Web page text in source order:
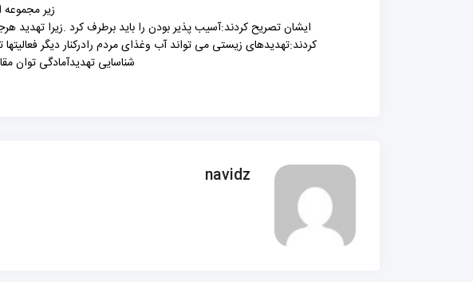
زیر
ایشان تصریح کردند:آسیب پذیر بودن را باید برطرف کرد .زیرا تهدید
کردند:تهدیدهای زیستی می تواند آب وغذای مردم رادرکنار دیگر
شناسایی تهدیدآمادگی توان
navidz